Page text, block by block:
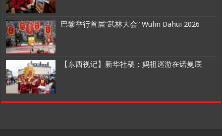
巴黎举行首届“武林大会” Wulin Dahui 2026
【东西视记】新华社稿：妈祖巡游在诺曼底